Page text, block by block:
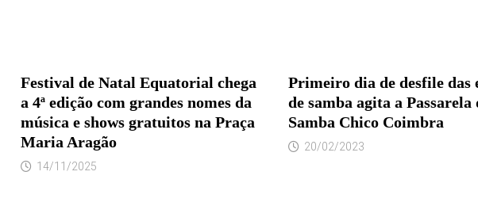
Festival de Natal Equatorial chega
a 4ª edição com grandes nomes da
música e shows gratuitos na Praça
Maria Aragão
14/11/2025
Primeiro dia de desfile das
de samba agita a Passarela
Samba Chico Coimbra
20/02/2023